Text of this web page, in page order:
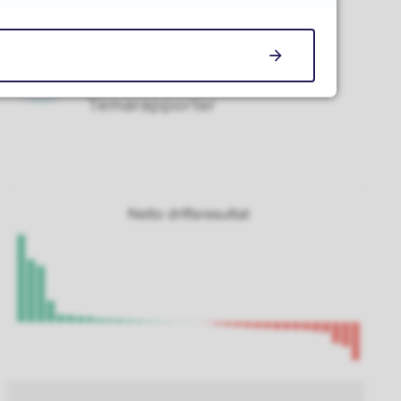
Temarapporter